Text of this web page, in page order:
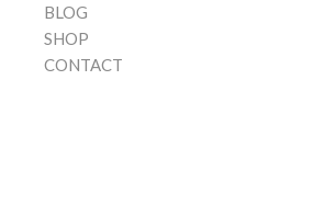
BLOG
SHOP
CONTACT